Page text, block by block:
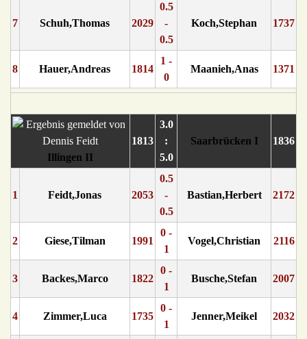
7 Schuh,Thomas 2029
0.5
-
0.5
Koch,Stephan 1737
8 Hauer,Andreas 1814
1 -
0
Maanieh,Anas 1371
Illingen II
1813
3.0
:
5.0
Saarbrücken I 1836
1 Feidt,Jonas 2053
0.5
-
0.5
Bastian,Herbert 2172
2 Giese,Tilman 1991
0 -
1
Vogel,Christian 2116
3 Backes,Marco 1822
0 -
1
Busche,Stefan 2007
4 Zimmer,Luca 1735
0 -
1
Jenner,Meikel 2032